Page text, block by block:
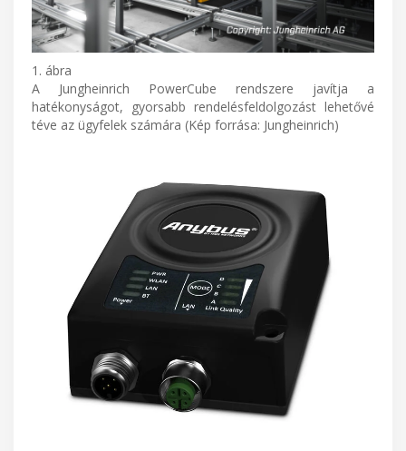
1. ábra
A Jungheinrich PowerCube rendszere javítja a
hatékonyságot, gyorsabb rendelésfeldolgozást lehetővé
téve az ügyfelek számára (Kép forrása: Jungheinrich)